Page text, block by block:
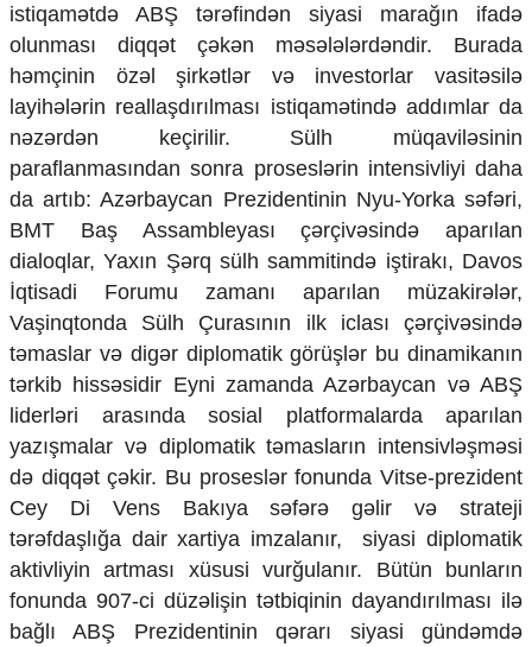
istiqamətdə ABŞ tərəfindən siyasi marağın ifadə
olunması diqqət çəkən məsələlərdəndir. Burada
həmçinin özəl şirkətlər və investorlar vasitəsilə
layihələrin reallaşdırılması istiqamətində addımlar da
nəzərdən keçirilir. Sülh müqaviləsinin
paraflanmasından sonra proseslərin intensivliyi daha
da artıb: Azərbaycan Prezidentinin Nyu-Yorka səfəri,
BMT Baş Assambleyası çərçivəsində aparılan
dialoqlar, Yaxın Şərq sülh sammitində iştirakı, Davos
İqtisadi Forumu zamanı aparılan müzakirələr,
Vaşinqtonda Sülh Çurasının ilk iclası çərçivəsində
təmaslar və digər diplomatik görüşlər bu dinamikanın
tərkib hissəsidir Eyni zamanda Azərbaycan və ABŞ
liderləri arasında sosial platformalarda aparılan
yazışmalar və diplomatik təmasların intensivləşməsi
də diqqət çəkir. Bu proseslər fonunda Vitse-prezident
Cey Di Vens Bakıya səfərə gəlir və strateji
tərəfdaşlığa dair xartiya imzalanır, siyasi diplomatik
aktivliyin artması xüsusi vurğulanır. Bütün bunların
fonunda 907-ci düzəlişin tətbiqinin dayandırılması ilə
bağlı ABŞ Prezidentinin qərarı siyasi gündəmdə